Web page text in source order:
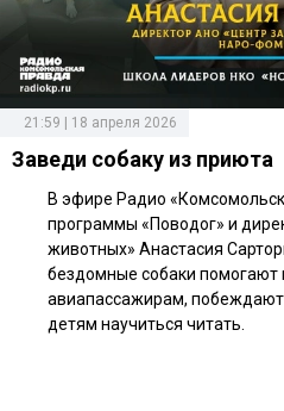
21:59 | 18 апреля 2026
Заведи собаку из приюта
В эфире Радио
программы «Поводог» и
животных» Анастасия
бездомные собаки помогают
авиапассажирам,
детям научиться читать.